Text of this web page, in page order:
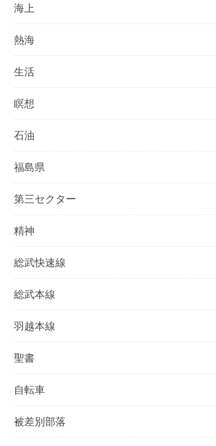
海上
熱海
生活
瞑想
石油
福島県
第三セクター
精神
総武快速線
総武本線
羽越本線
聖書
自転車
被差別部落